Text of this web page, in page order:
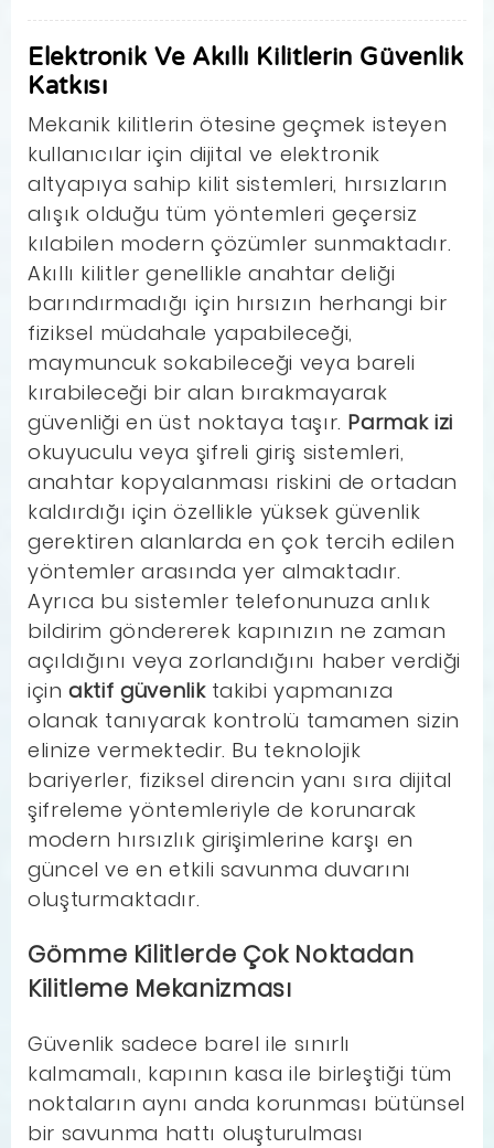
Elektronik Ve Akıllı Kilitlerin Güvenlik
Katkısı
Mekanik kilitlerin ötesine geçmek isteyen
kullanıcılar için dijital ve elektronik
altyapıya sahip kilit sistemleri, hırsızların
alışık olduğu tüm yöntemleri geçersiz
kılabilen modern çözümler sunmaktadır.
Akıllı kilitler genellikle anahtar deliği
barındırmadığı için hırsızın herhangi bir
fiziksel müdahale yapabileceği,
maymuncuk sokabileceği veya bareli
kırabileceği bir alan bırakmayarak
güvenliği en üst noktaya taşır. Parmak izi
okuyuculu veya şifreli giriş sistemleri,
anahtar kopyalanması riskini de ortadan
kaldırdığı için özellikle yüksek güvenlik
gerektiren alanlarda en çok tercih edilen
yöntemler arasında yer almaktadır.
Ayrıca bu sistemler telefonunuza anlık
bildirim göndererek kapınızın ne zaman
açıldığını veya zorlandığını haber verdiği
içinaktif güvenliktakibi yapmanıza
olanak tanıyarak kontrolü tamamen sizin
elinize vermektedir. Bu teknolojik
bariyerler, fiziksel direncin yanı sıra dijital
şifreleme yöntemleriyle de korunarak
modern hırsızlık girişimlerine karşı en
güncel ve en etkili savunma duvarını
oluşturmaktadır.
Gömme Kilitlerde Çok Noktadan
Kilitleme Mekanizması
Güvenlik sadece barel ile sınırlı
kalmamalı, kapının kasa ile birleştiği tüm
noktaların aynı anda korunması bütünsel
bir savunma hattı oluşturulması